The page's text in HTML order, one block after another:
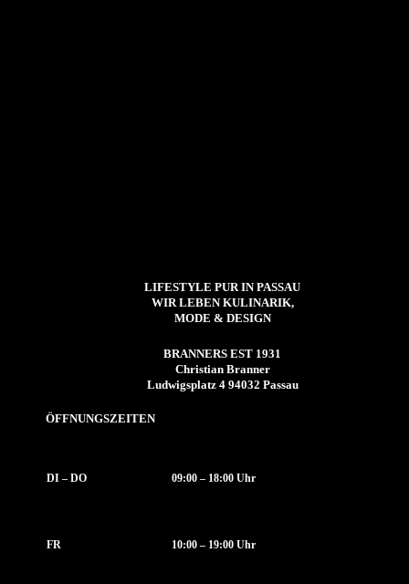
LIFESTYLE PUR IN PASSAU
WIR LEBEN KULINARIK,
MODE & DESIGN
BRANNERS EST 1931
Christian Branner
Ludwigsplatz 4 94032 Passau
ÖFFNUNGSZEITEN
DI – DO 09:00 – 18:00 Uhr
FR 10:00 – 19:00 Uhr